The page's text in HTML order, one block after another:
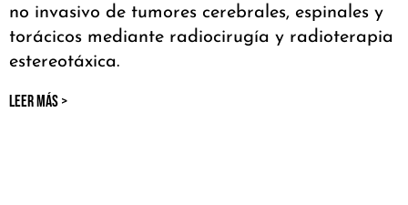
no invasivo de tumores cerebrales, espinales y
torácicos mediante radiocirugía y radioterapia
estereotáxica.
LEER MÁS >